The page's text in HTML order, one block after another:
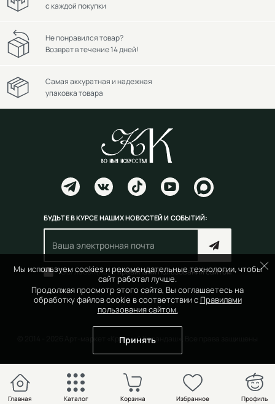
Мы используем cookies и рекомендательные технологии, чтобы
сайт работал лучше.
Продолжая просмотр этого сайта, Вы соглашаетесь на
обработку файлов cookie в соответствии с Правилами
пользования сайтом.
Принять
с каждой покупки
Не понравился товар?
Возврат в течение 14 дней!
Самая аккуратная и надежная
упаковка товара
БУДЬТЕ В КУРСЕ НАШИХ НОВОСТЕЙ И СОБЫТИЙ:
Согласен(на) справилами пользования сайтом
© 2014 - 2026 Арт-маркет «Красный Карандаш». Все права защищены
Главная Каталог Избранное Профиль
Корзина